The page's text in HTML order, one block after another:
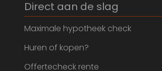
Direct aan de slag
Maximale hypotheek check
Huren of kopen?
Offertecheck rente